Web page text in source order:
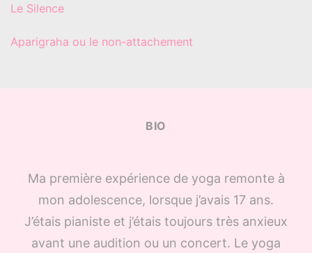
Le Silence
Aparigraha ou le non-attachement
BIO
Ma première expérience de yoga remonte à
mon adolescence, lorsque j’avais 17 ans.
J’étais pianiste et j’étais toujours très anxieux
avant une audition ou un concert. Le yoga